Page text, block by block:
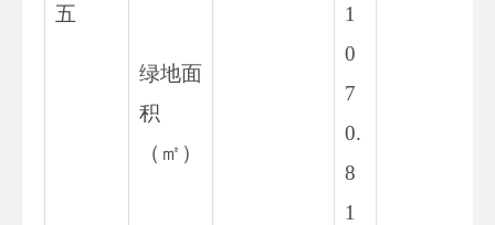
五
绿地面
积
（㎡）
1
0
7
0.
8
1